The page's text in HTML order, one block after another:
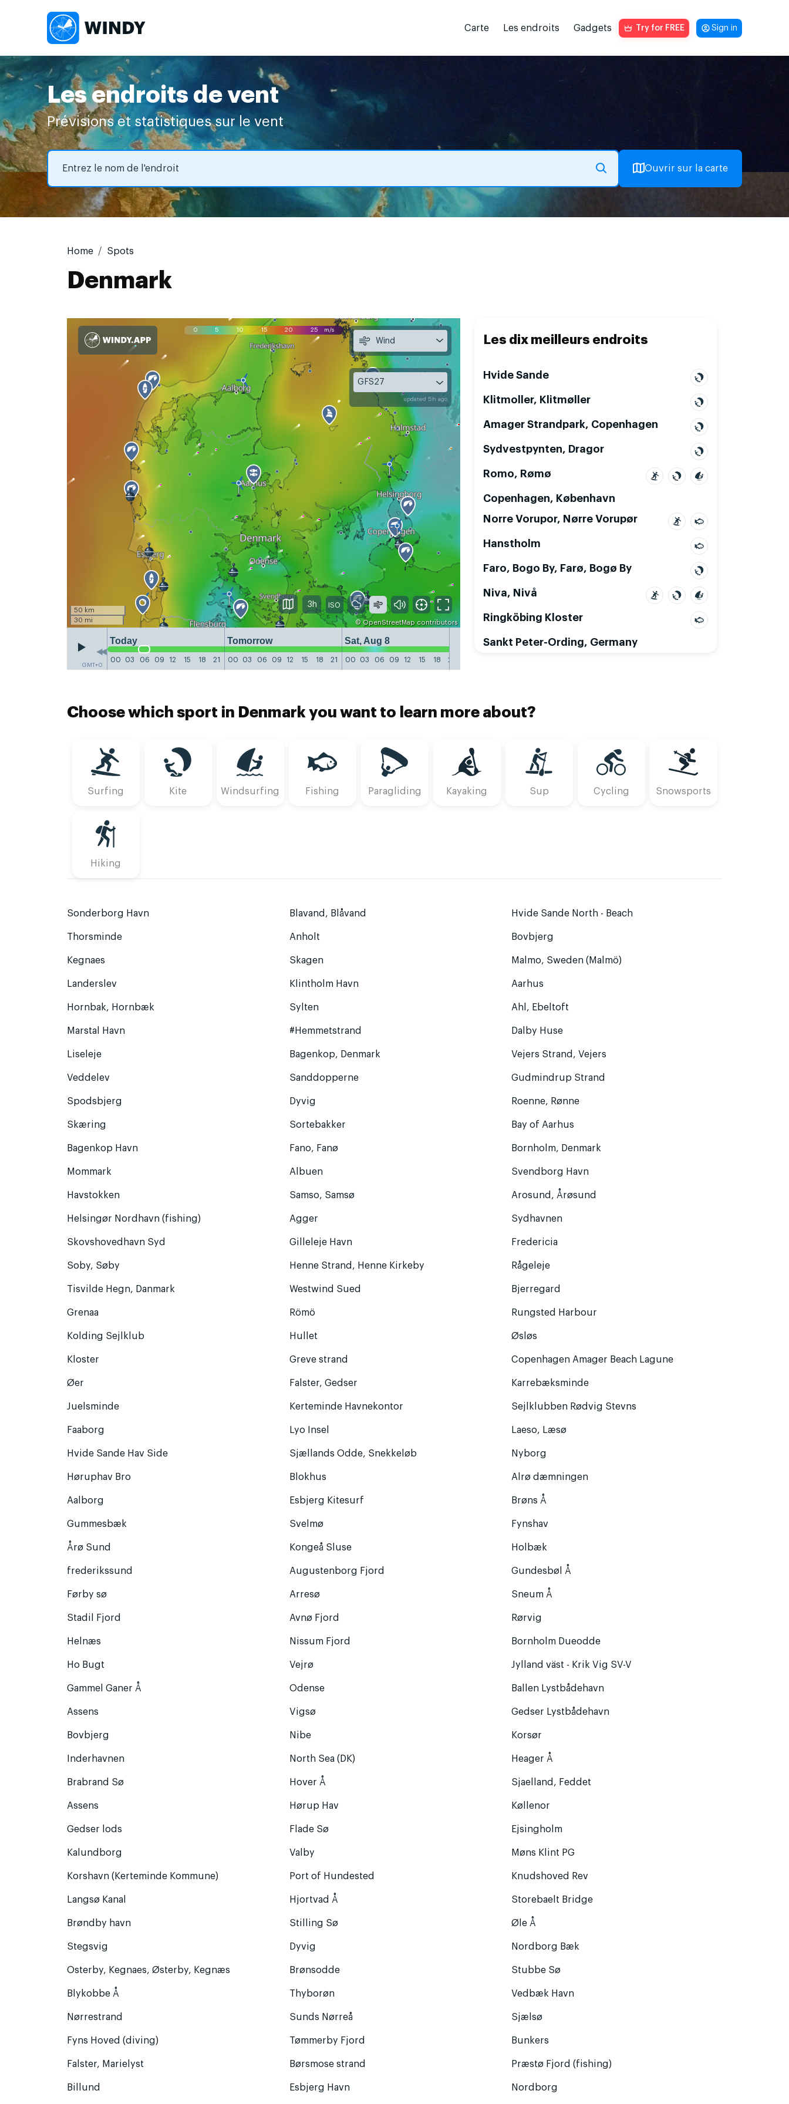
Carte Les endroits Gadgets Try for FREE Sign in
Les endroits de vent
Prévisions et statistiques sur le vent
Ouvrir sur la carte
Home Spots
Denmark
0 5 10 15 20 25 m/s
50 km
30 mi
© OpenStreetMapcontributors
GMT+0
Today Tomorrow Sat, Aug 8 Sun, Aug 9 Mon, Aug 10
00 03 06 09 12 15 18 21 00 03 06 09 12 15 18 21 00 03 06 09 12 15 18 21
Wind
GFS27
updated 5h ago
3h
Les dix meilleurs endroits
Hvide Sande
Klitmoller, Klitmøller
Amager Strandpark, Copenhagen
Sydvestpynten, Dragor
Romo, Rømø
Copenhagen, København
Norre Vorupor, Nørre Vorupør
Hanstholm
Faro, Bogo By, Farø, Bogø By
Niva, Nivå
Ringköbing Kloster
Sankt Peter-Ording, Germany
Choose which sport in Denmark you want to learn more about?
Surfing Kite Windsurfing Fishing Paragliding Kayaking Sup Cycling Snowsports
Hiking
Sonderborg Havn Blavand, Blåvand Hvide Sande North - Beach
Thorsminde Anholt Bovbjerg
Kegnaes Skagen Malmo, Sweden (Malmö)
Landerslev Klintholm Havn Aarhus
Hornbak, Hornbæk Sylten Ahl, Ebeltoft
Marstal Havn #Hemmetstrand Dalby Huse
Liseleje Bagenkop, Denmark Vejers Strand, Vejers
Veddelev Sanddopperne Gudmindrup Strand
Spodsbjerg Dyvig Roenne, Rønne
Skæring Sortebakker Bay of Aarhus
Bagenkop Havn Fano, Fanø Bornholm, Denmark
Mommark Albuen Svendborg Havn
Havstokken Samso, Samsø Arosund, Årøsund
Helsingør Nordhavn (fishing) Agger Sydhavnen
Skovshovedhavn Syd Gilleleje Havn Fredericia
Soby, Søby Henne Strand, Henne Kirkeby Rågeleje
Tisvilde Hegn, Danmark Westwind Sued Bjerregard
Grenaa Römö Rungsted Harbour
Kolding Sejlklub Hullet Øsløs
Kloster Greve strand Copenhagen Amager Beach Lagune
Øer Falster, Gedser Karrebæksminde
Juelsminde Kerteminde Havnekontor Sejlklubben Rødvig Stevns
Faaborg Lyo Insel Laeso, Læsø
Hvide Sande Hav Side Sjællands Odde, Snekkeløb Nyborg
Høruphav Bro Blokhus Alrø dæmningen
Aalborg Esbjerg Kitesurf Brøns Å
Gummesbæk Svelmø Fynshav
Årø Sund Kongeå Sluse Holbæk
frederikssund Augustenborg Fjord Gundesbøl Å
Førby sø Arresø Sneum Å
Stadil Fjord Avnø Fjord Rørvig
Helnæs Nissum Fjord Bornholm Dueodde
Ho Bugt Vejrø Jylland väst - Krik Vig SV-V
Gammel Ganer Å Odense Ballen Lystbådehavn
Assens Vigsø Gedser Lystbådehavn
Bovbjerg Nibe Korsør
Inderhavnen North Sea (DK) Heager Å
Brabrand Sø Hover Å Sjaelland, Feddet
Assens Hørup Hav Køllenor
Gedser lods Flade Sø Ejsingholm
Kalundborg Valby Møns Klint PG
Korshavn (Kerteminde Kommune) Port of Hundested Knudshoved Rev
Langsø Kanal Hjortvad Å Storebaelt Bridge
Brøndby havn Stilling Sø Øle Å
Stegsvig Dyvig Nordborg Bæk
Osterby, Kegnaes, Østerby, Kegnæs Brønsodde Stubbe Sø
Blykobbe Å Thyborøn Vedbæk Havn
Nørrestrand Sunds Nørreå Sjælsø
Fyns Hoved (diving) Tømmerby Fjord Bunkers
Falster, Marielyst Børsmose strand Præstø Fjord (fishing)
Billund Esbjerg Havn Nordborg